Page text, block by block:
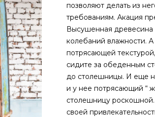
позволяют делать из
требованиям. Акация
Высушенная древесина
колебаний влажности. А
потрясающей
сидите за обеденным
до столешницы. И еще
и у нее потрясающий “
столешницу
своей